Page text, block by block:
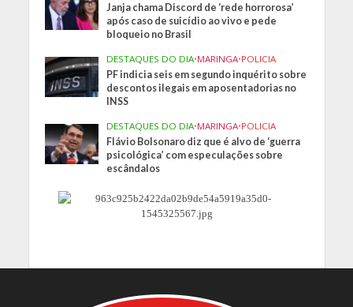
Janja chama Discord de ‘rede horrorosa’
após caso de suicídio ao vivo e pede
bloqueio no Brasil
DESTAQUES DO DIA•MARINGA•POLICIA
PF indicia seis em segundo inquérito sobre
descontos ilegais em aposentadorias no
INSS
DESTAQUES DO DIA•MARINGA•POLICIA
Flávio Bolsonaro diz que é alvo de ‘guerra
psicológica’ com especulações sobre
escândalos